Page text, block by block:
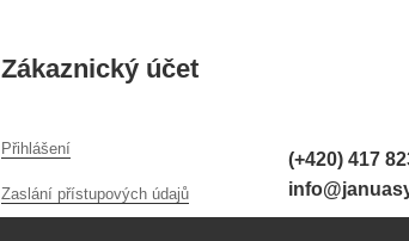
Zákaznický účet
Přihlášení
Zaslání přístupových údajů
(+420) 417